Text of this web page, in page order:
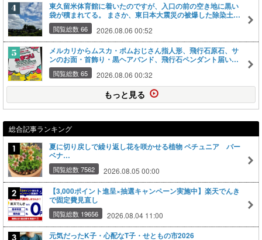
東久留米体育館に着いたのですが、入口の前の空き地に黒い
袋が積まれてる。 まさか、東日本大震災の被爆した除染土じ
ゃないよねｗ・・・埼玉県内にも０．７万ｔ。これもそうか
もしれないなあ・・・ 汚染土を再利用だなんて、なんのため
に除去したのか分からないじゃない・・・
閲覧総数 66 2026.08.06 00:52
メルカリからムスカ・ポムおじさん指人形、飛行石原石、サ
ンのお面・首飾り・黒ヘアバンド、飛行石ペンダント届い
た。８月２２日の夏まつりライブで歌う曲「もののけ姫」
「君をのせて」（天空の城ラピュタ）の前後に指人形やコス
プレ？で小芝居を使用かと思ってるのですが、その小道具・
閲覧総数 65 2026.08.06 00:32
もっと見る
総合記事ランキング
夏に切り戻しで繰り返し花を咲かせる植物 ペチュニア バー
ベナ…
閲覧総数 7562 2026.08.05 00:00
【3,000ポイント進呈×抽選キャンペーン実施中】楽天でんき
で固定費見直し
閲覧総数 19656 2026.08.04 11:00
元気だったK子・心配なT子・せともの市2026